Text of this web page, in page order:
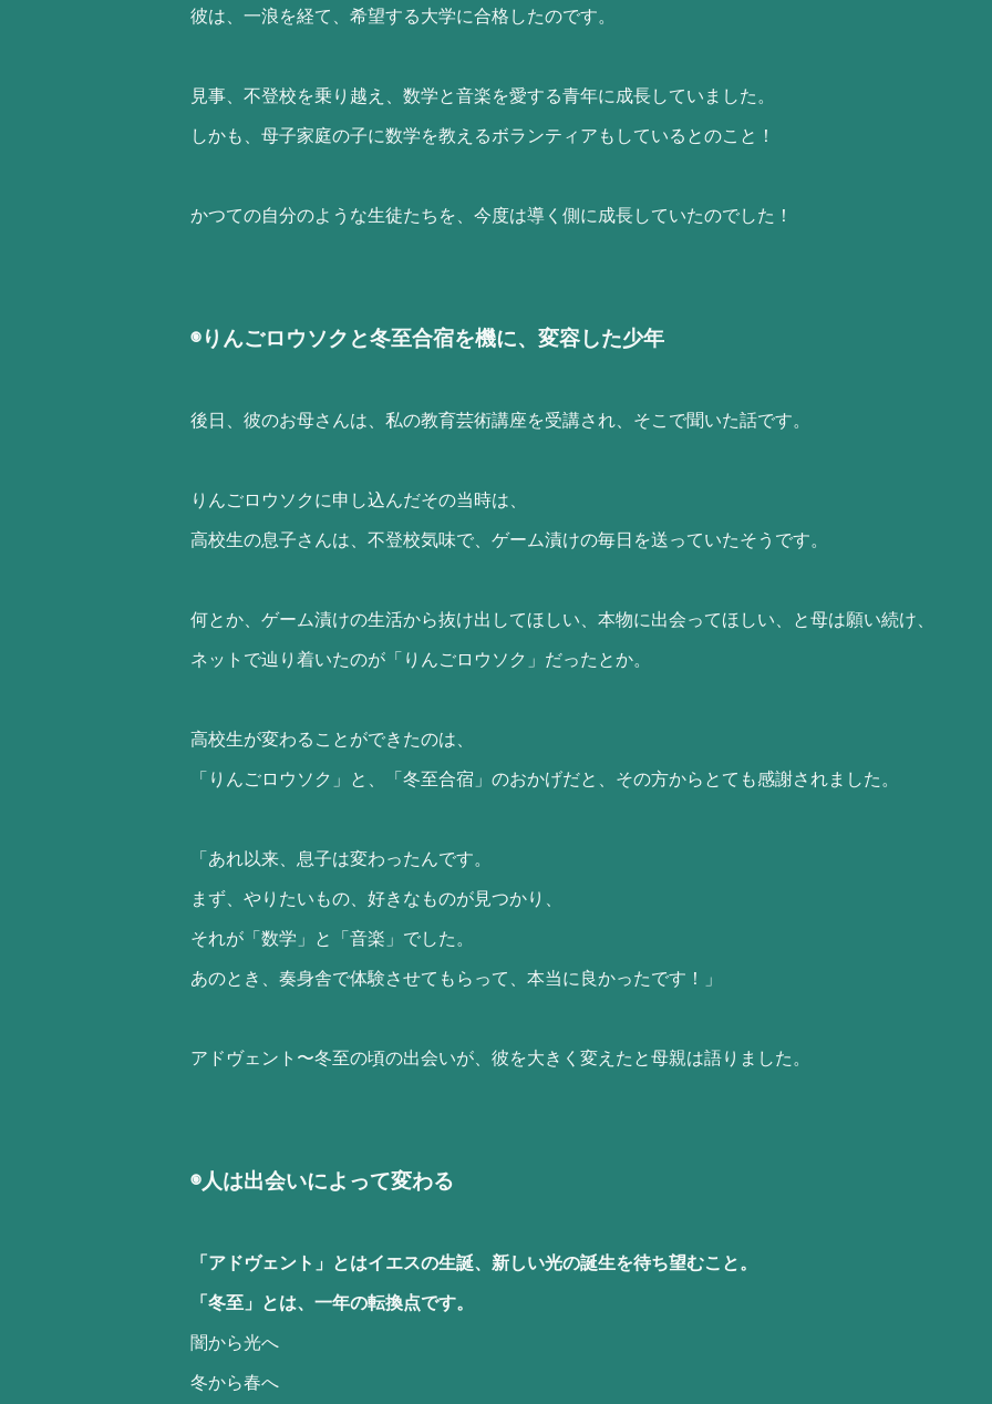
彼は、一浪を経て、希望する大学に合格したのです。
見事、不登校を乗り越え、数学と音楽を愛する青年に成長していました。
しかも、母子家庭の子に数学を教えるボランティアもしているとのこと！
かつての自分のような生徒たちを、今度は導く側に成長していたのでした！
◉りんごロウソクと冬至合宿を機に、変容した少年
後日、彼のお母さんは、私の教育芸術講座を受講され、そこで聞いた話です。
りんごロウソクに申し込んだその当時は、
高校生の息子さんは、不登校気味で、ゲーム漬けの毎日を送っていたそうです。
何とか、ゲーム漬けの生活から抜け出してほしい、本物に出会ってほしい、と母は願い続け、
ネットで辿り着いたのが「りんごロウソク」だったとか。
高校生が変わることができたのは、
「りんごロウソク」と、「冬至合宿」のおかげだと、その方からとても感謝されました。
「あれ以来、息子は変わったんです。
まず、やりたいもの、好きなものが見つかり、
それが「数学」と「音楽」でした。
あのとき、奏身舎で体験させてもらって、本当に良かったです！」
アドヴェント〜冬至の頃の出会いが、彼を大きく変えたと母親は語りました。
◉人は出会いによって変わる
「アドヴェント」とはイエスの生誕、新しい光の誕生を待ち望むこと。
「冬至」とは、一年の転換点です。
闇から光へ
冬から春へ